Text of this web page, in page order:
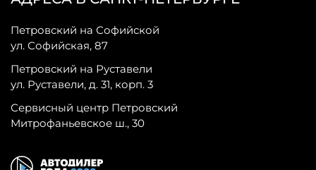
Петровский на Софийской
ул. Софийская, 87
Петровский на Руставели
ул. Руставели, д. 31, корп. 3
Сервисный центр Петровский
Митрофаньевское ш., 30